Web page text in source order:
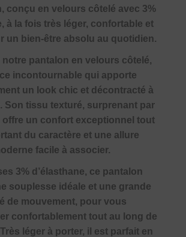
conçu en velours côtelé avec 3%
à la fois très léger, confortable et
un bien-être absolu au quotidien.
notre pantalon en velours côtelé,
incontournable qui apporte
un look chic et décontracté à
Son tissu texturé, surprenant par
offre un confort exceptionnel tout
du caractère et une allure
facile à associer.
3% d’élasthane, ce pantalon
souplesse idéale et une grande
de mouvement, pour vous
confortablement tout au long de
léger à porter, il est parfait en